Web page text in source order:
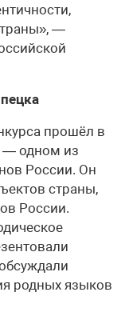
—
прошёл в
— одном из
России. Он
страны,
России.
родных языков